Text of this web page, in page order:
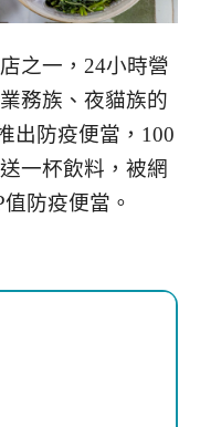
之一，24小時營
務族、夜貓族的
出防疫便當，100
一杯飲料，被網
防疫便當。